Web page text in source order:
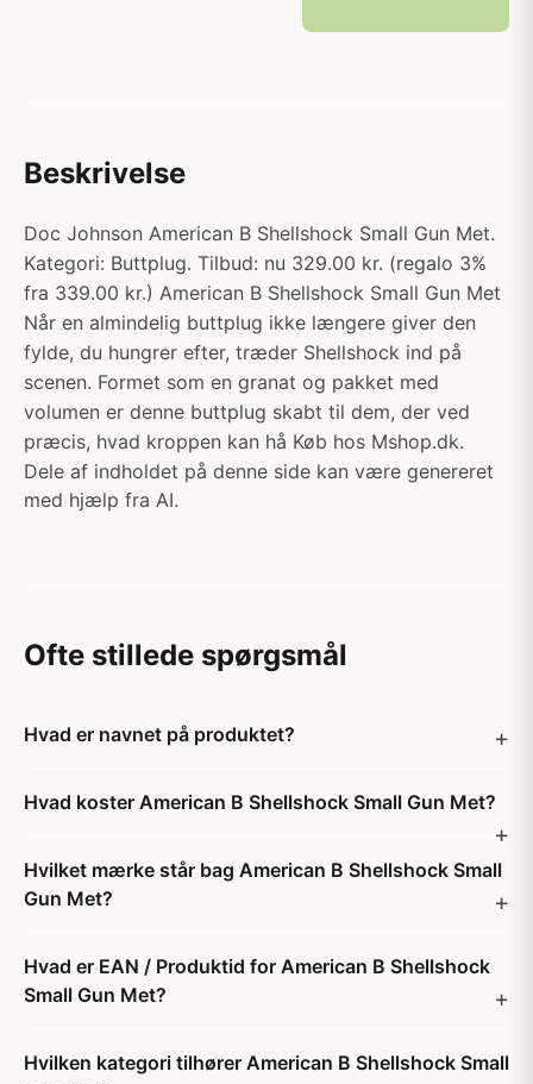
Beskrivelse
Doc Johnson American B Shellshock Small Gun Met.
Kategori: Buttplug. Tilbud: nu 329.00 kr. (regalo 3%
fra 339.00 kr.) American B Shellshock Small Gun Met
Når en almindelig buttplug ikke længere giver den
fylde, du hungrer efter, træder Shellshock ind på
scenen. Formet som en granat og pakket med
volumen er denne buttplug skabt til dem, der ved
præcis, hvad kroppen kan hå Køb hos Mshop.dk.
Dele af indholdet på denne side kan være genereret
med hjælp fra AI.
Ofte stillede spørgsmål
Hvad er navnet på produktet?
Hvad koster American B Shellshock Small Gun Met?
Hvilket mærke står bag American B Shellshock Small
Gun Met?
Hvad er EAN / Produktid for American B Shellshock
Small Gun Met?
Hvilken kategori tilhører American B Shellshock Small